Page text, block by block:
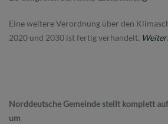
Eine weitere Verordnung über den
2020 und 2030 ist fertig verhandelt.
Norddeutsche Gemeinde stellt komplett
um